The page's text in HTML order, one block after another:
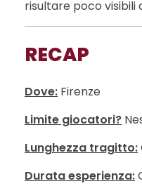
risultare poco
RECAP
Dove: Firenze
Limite giocatori?
Lunghezza tragitto:
Durata esperienza: